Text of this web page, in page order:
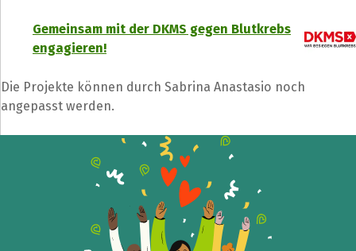
Gemeinsam mit der DKMS gegen Blutkrebs
engagieren!
Die Projekte können durch Sabrina Anastasio noch
angepasst werden.
Spendenempfänger